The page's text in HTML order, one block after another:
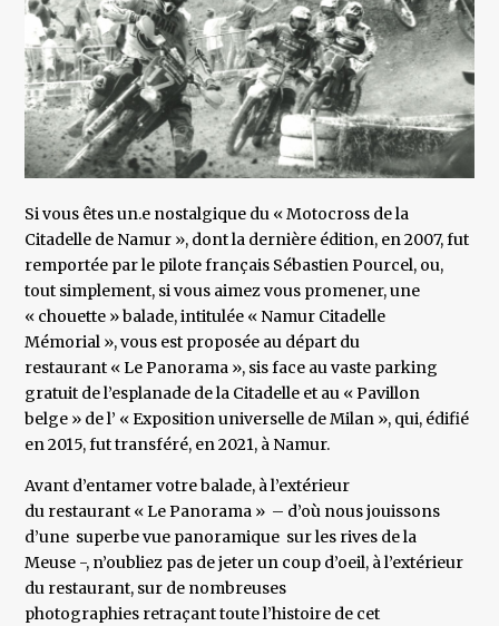
Si vous êtes un.e nostalgique du « Motocross de la
Citadelle de Namur », dont la dernière édition, en 2007, fut
remportée par le pilote français Sébastien Pourcel, ou,
tout simplement, si vous aimez vous promener, une
« chouette » balade, intitulée « Namur Citadelle
Mémorial », vous est proposée au départ du
restaurant « Le Panorama », sis face au vaste parking
gratuit de l’esplanade de la Citadelle et au « Pavillon
belge » de l’ « Exposition universelle de Milan », qui, édifié
en 2015, fut transféré, en 2021, à Namur.
Avant d’entamer votre balade, à l’extérieur
du restaurant « Le Panorama » – d’où nous jouissons
d’une superbe vue panoramique sur les rives de la
Meuse -, n’oubliez pas de jeter un coup d’oeil, à l’extérieur
du restaurant, sur de nombreuses
photographies retraçant toute l’histoire de cet